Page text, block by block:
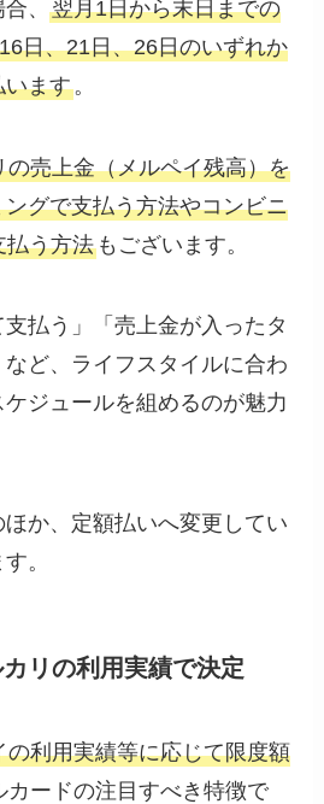
合、翌月1日から末日までの
日、21日、26日のいずれか
います。
の売上金（メルペイ残高）を
グで支払う方法やコンビニ
払う方法 もございます。
支払う」「売上金が入ったタ
ど、ライフスタイルに合わ
ジュールを組めるのが魅力
か、定額払いへ変更してい
。
リの利用実績で決定
の利用実績等に応じて限度額
カードの注目すべき特徴で